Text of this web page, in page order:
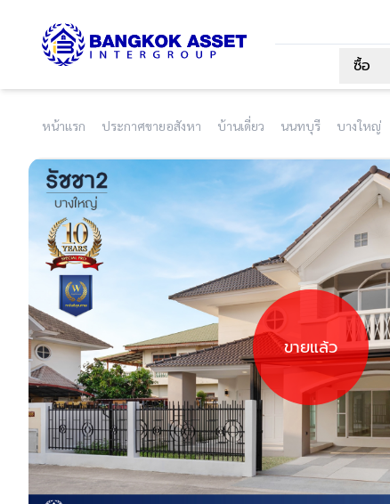
ซื้อ
หน้าแรก ประกาศขายอสังหา บ้านเดี่ยว นนทบุรี บางใหญ่
ขายแล้ว